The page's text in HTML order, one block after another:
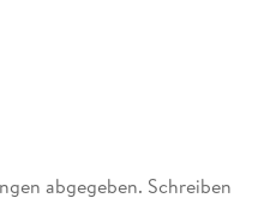
abgegeben. Schreiben